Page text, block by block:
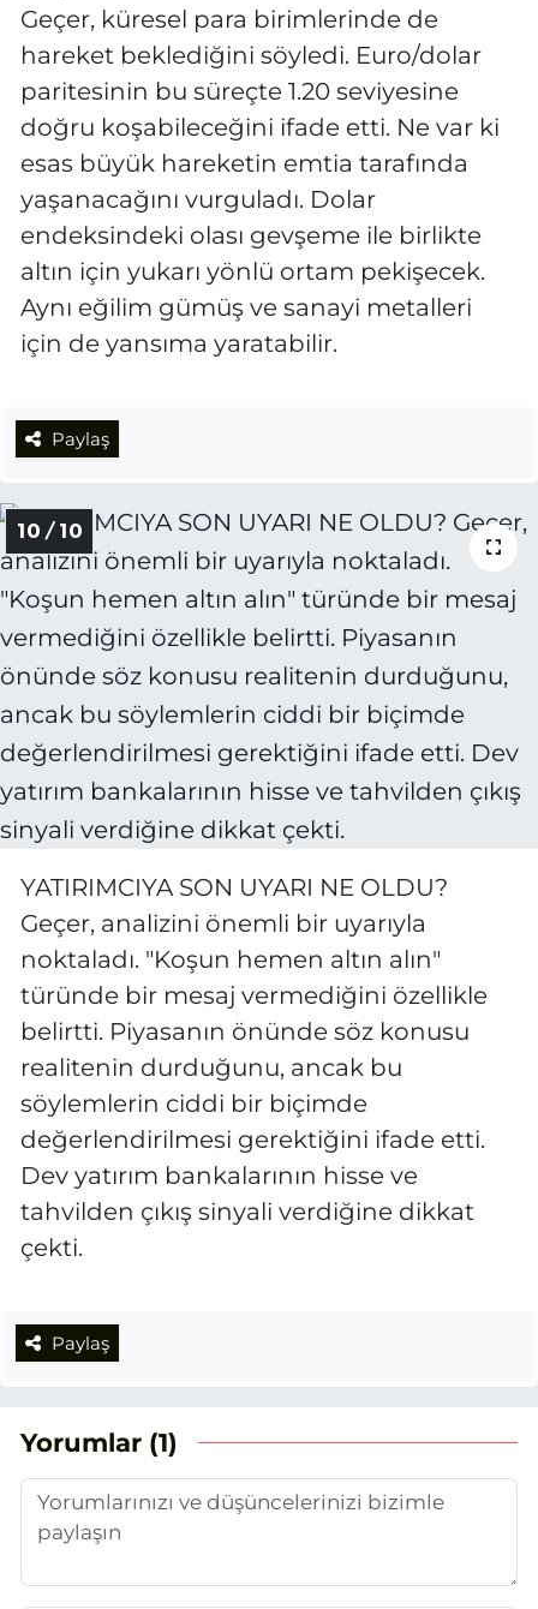
Geçer, küresel para birimlerinde de
hareket beklediğini söyledi. Euro/dolar
paritesinin bu süreçte 1.20 seviyesine
doğru koşabileceğini ifade etti. Ne var ki
esas büyük hareketin emtia tarafında
yaşanacağını vurguladı. Dolar
endeksindeki olası gevşeme ile birlikte
altın için yukarı yönlü ortam pekişecek.
Aynı eğilim gümüş ve sanayi metalleri
için de yansıma yaratabilir.
Paylaş
10 / 10
YATIRIMCIYA SON UYARI NE OLDU?
Geçer, analizini önemli bir uyarıyla
noktaladı. "Koşun hemen altın alın"
türünde bir mesaj vermediğini özellikle
belirtti. Piyasanın önünde söz konusu
realitenin durduğunu, ancak bu
söylemlerin ciddi bir biçimde
değerlendirilmesi gerektiğini ifade etti.
Dev yatırım bankalarının hisse ve
tahvilden çıkış sinyali verdiğine dikkat
çekti.
Paylaş
Yorumlar (1)